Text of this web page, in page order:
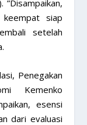
”Disampaikan,
keempat siap
setelah
Penegakan
Kemenko
esensi
dari evaluasi